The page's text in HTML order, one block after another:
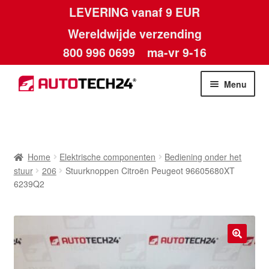
LEVERING vanaf 9 EUR
Wereldwijde verzending
800 996 0699 ma-vr 9-16
Ga
door
Ga
naar
Menu
Algemene voorwaarden
Betalingen
Contact
Home Elektrische componenten
Bediening onder het
stuur
206
Stuurknoppen Citroën Peugeot 96605680XT
6239Q2
🔍